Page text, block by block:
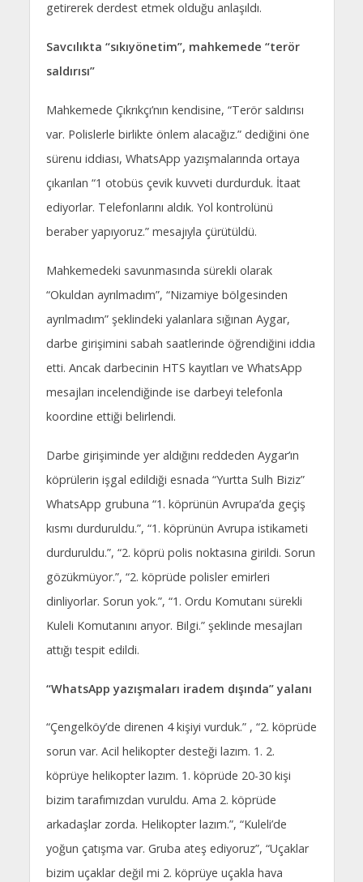
getirerek derdest etmek olduğu anlaşıldı.
Savcılıkta “sıkıyönetim”, mahkemede “terör
saldırısı”
Mahkemede Çıkrıkçı’nın kendisine, “Terör saldırısı
var. Polislerle birlikte önlem alacağız.” dediğini öne
sürenu iddiası, WhatsApp yazışmalarında ortaya
çıkarılan “1 otobüs çevik kuvveti durdurduk. İtaat
ediyorlar. Telefonlarını aldık. Yol kontrolünü
beraber yapıyoruz.” mesajıyla çürütüldü.
Mahkemedeki savunmasında sürekli olarak
“Okuldan ayrılmadım”, “Nizamiye bölgesinden
ayrılmadım” şeklindeki yalanlara sığınan Aygar,
darbe girişimini sabah saatlerinde öğrendiğini iddia
etti. Ancak darbecinin HTS kayıtları ve WhatsApp
mesajları incelendiğinde ise darbeyi telefonla
koordine ettiği belirlendi.
Darbe girişiminde yer aldığını reddeden Aygar’ın
köprülerin işgal edildiği esnada “Yurtta Sulh Biziz”
WhatsApp grubuna “1. köprünün Avrupa’da geçiş
kısmı durduruldu.”, “1. köprünün Avrupa istikameti
durduruldu.”, “2. köprü polis noktasına girildi. Sorun
gözükmüyor.”, “2. köprüde polisler emirleri
dinliyorlar. Sorun yok.”, “1. Ordu Komutanı sürekli
Kuleli Komutanını arıyor. Bilgi.” şeklinde mesajları
attığı tespit edildi.
“WhatsApp yazışmaları iradem dışında” yalanı
“Çengelköy’de direnen 4 kişiyi vurduk.” , “2. köprüde
sorun var. Acil helikopter desteği lazım. 1. 2.
köprüye helikopter lazım. 1. köprüde 20-30 kişi
bizim tarafımızdan vuruldu. Ama 2. köprüde
arkadaşlar zorda. Helikopter lazım.”, “Kuleli’de
yoğun çatışma var. Gruba ateş ediyoruz”, “Uçaklar
bizim uçaklar değil mi 2. köprüye uçakla hava